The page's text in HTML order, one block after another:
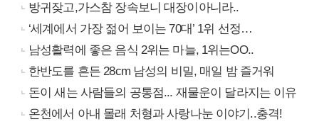
방귀잦고,가스참 장속보니 대장이아니라..
‘세계에서 가장 젊어 보이는 70대’ 1위 선정…
남성활력에 좋은 음식 2위는 마늘, 1위는OO..
한반도를 흔든 28cm 남성의 비밀, 매일 밤 즐거워
돈이 새는 사람들의 공통점... 재물운이 달라지는 이유
온천에서 아내 몰래 처형과 사랑나눈 이야기..충격!